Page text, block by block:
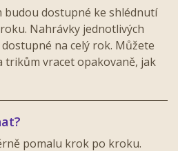
budou dostupné ke shlédnutí
Nahrávky jednotlivých
na celý rok. Můžete
trikům vracet opakovaně, jak
pomalu krok po kroku.